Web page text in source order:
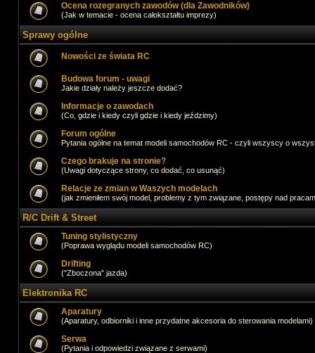
Ocena rozegranych zawodów (dla Zawodników)
(Jak w temacie - ocena całokształtu imprezy)
Sprawy ogólne
Nowości ze świata RC
Budowa forum - uwagi
Jakie działy należy jeszcze dodać?
Informacje o zawodach
(Co, gdzie i kiedy czyli gdzie i kiedy jeździmy)
Forum ogólne
Pytania ogólne na temat modeli samochodów RC - czyli wszyscy o
Czego brakuje na stronie?
(Uwagi dotyczące strony, co dodać, co usunąć)
Relacje ze zmian w Waszych modelach
(jak zmieniłem swój model, problemy z tym związane, postępy nad
R/C Drift & Street
Tuning stylistyczny
(Poprawa wyglądu modeli samochodów RC)
Drifting
("Zboczona" jazda)
Elektronika RC
Aparatury
(Aparatury, odbiorniki i inne przydatne akcesoria do sterowania modelami)
Serwa
(Pytania i odpowiedzi związane z serwami)